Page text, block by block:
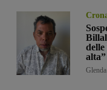
delle
alta”